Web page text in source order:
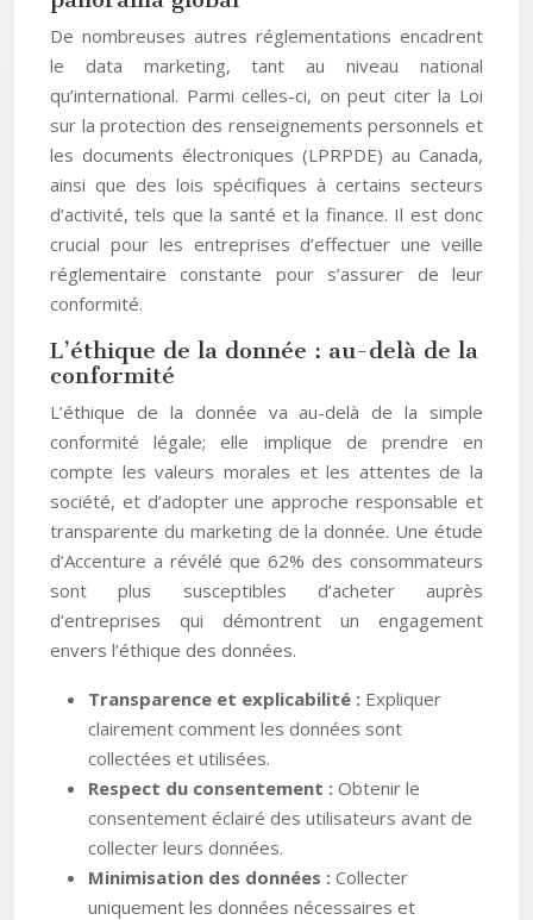
De nombreuses autres réglementations encadrent
le data marketing, tant au niveau national
qu’international. Parmi celles-ci, on peut citer la Loi
sur la protection des renseignements personnels et
les documents électroniques (LPRPDE) au Canada,
ainsi que des lois spécifiques à certains secteurs
d’activité, tels que la santé et la finance. Il est donc
crucial pour les entreprises d’effectuer une veille
réglementaire constante pour s’assurer de leur
conformité.
L’éthique de la donnée : au-delà de la
conformité
L’éthique de la donnée va au-delà de la simple
conformité légale; elle implique de prendre en
compte les valeurs morales et les attentes de la
société, et d’adopter une approche responsable et
transparente du marketing de la donnée. Une étude
d’Accenture a révélé que 62% des consommateurs
sont plus susceptibles d’acheter auprès
d’entreprises qui démontrent un engagement
envers l’éthique des données.
Transparence et explicabilité : Expliquer
clairement comment les données sont
collectées et utilisées.
Respect du consentement : Obtenir le
consentement éclairé des utilisateurs avant de
collecter leurs données.
Minimisation des données : Collecter
uniquement les données nécessaires et